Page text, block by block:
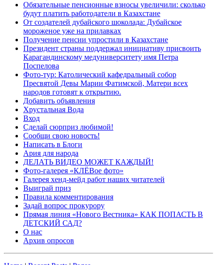
Обязательные пенсионные взносы увеличили: сколько
будут платить работодатели в Казахстане
От создателей дубайского шоколада: Дубайское
мороженое уже на прилавках
Получение пенсии упростили в Казахстане
Президент страны поддержал инициативу присвоить
Карагандинскому медуниверситету имя Петра
Поспелова
Фото-тур: Католический кафедральный собор
Пресвятой Девы Марии Фатимской, Матери всех
народов готовят к открытию.
Добавить объявления
Хрустальная Вода
Вход
Сделай сюрприз любимой!
Сообщи свою новость!
Написать в Блоги
Ария для народа
ДЕЛАТЬ ВИДЕО МОЖЕТ КАЖДЫЙ!
Фото-галерея «КЛЁВое фото»
Галерея хенд-мейд работ наших читателей
Выиграй приз
Правила комментирования
Задай вопрос прокурору
Прямая линия «Нового Вестника» КАК ПОПАСТЬ В
ДЕТСКИЙ САД?
О нас
Архив опросов